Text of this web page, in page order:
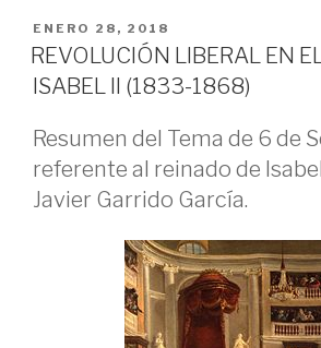
PUBLICADO
EL
ENERO 28, 2018
REVOLUCIÓN LIBERAL EN
ISABEL II (1833-1868)
Resumen del Tema de 6 de
referente al reinado de
Javier Garrido García.